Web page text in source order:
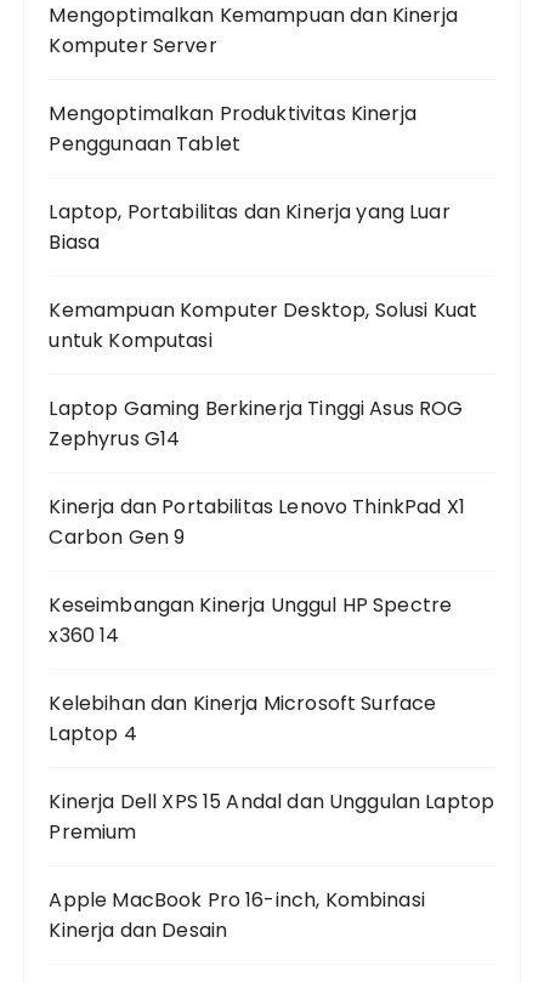
Mengoptimalkan Kemampuan dan Kinerja
Komputer Server
Mengoptimalkan Produktivitas Kinerja
Penggunaan Tablet
Laptop, Portabilitas dan Kinerja yang Luar
Biasa
Kemampuan Komputer Desktop, Solusi Kuat
untuk Komputasi
Laptop Gaming Berkinerja Tinggi Asus ROG
Zephyrus G14
Kinerja dan Portabilitas Lenovo ThinkPad X1
Carbon Gen 9
Keseimbangan Kinerja Unggul HP Spectre
x360 14
Kelebihan dan Kinerja Microsoft Surface
Laptop 4
Kinerja Dell XPS 15 Andal dan Unggulan Laptop
Premium
Apple MacBook Pro 16-inch, Kombinasi
Kinerja dan Desain